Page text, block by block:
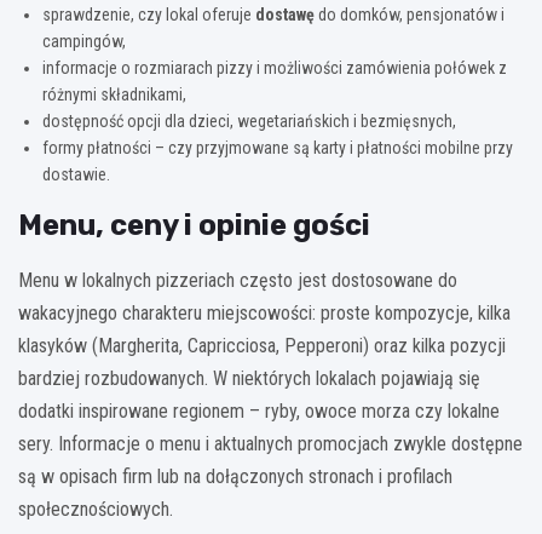
sprawdzenie, czy lokal oferuje dostawędo domków, pensjonatów i
campingów,
informacje o rozmiarach pizzy i możliwości zamówienia połówek z
różnymi składnikami,
dostępność opcji dla dzieci, wegetariańskich i bezmięsnych,
formy płatności – czy przyjmowane są karty i płatności mobilne przy
dostawie.
Menu, ceny i opinie gości
Menu w lokalnych pizzeriach często jest dostosowane do
wakacyjnego charakteru miejscowości: proste kompozycje, kilka
klasyków (Margherita, Capricciosa, Pepperoni) oraz kilka pozycji
bardziej rozbudowanych. W niektórych lokalach pojawiają się
dodatki inspirowane regionem – ryby, owoce morza czy lokalne
sery. Informacje o menu i aktualnych promocjach zwykle dostępne
są w opisach firm lub na dołączonych stronach i profilach
społecznościowych.